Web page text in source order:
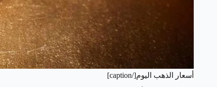
أسعار الذهب اليوم[/caption]